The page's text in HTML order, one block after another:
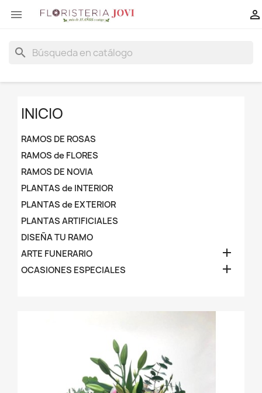
 
search
INICIO
RAMOS DE ROSAS
RAMOS de FLORES
RAMOS DE NOVIA
PLANTAS de INTERIOR
PLANTAS de EXTERIOR
PLANTAS ARTIFICIALES
DISEÑA TU RAMO
ARTE FUNERARIO

OCASIONES ESPECIALES 